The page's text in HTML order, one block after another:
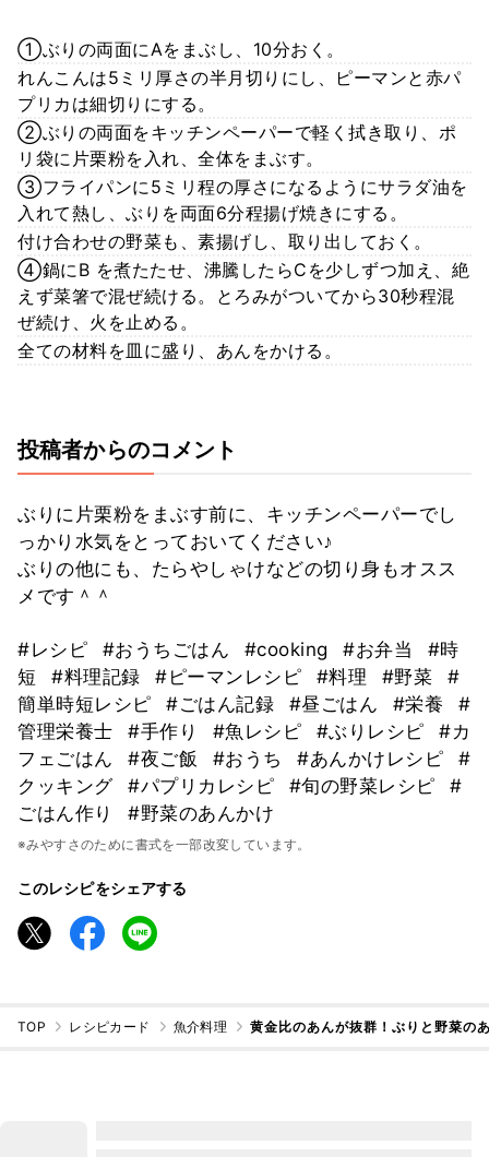
①ぶりの両面にAをまぶし、10分おく。
れんこんは5ミリ厚さの半月切りにし、ピーマンと赤パ
プリカは細切りにする。
②ぶりの両面をキッチンペーパーで軽く拭き取り、ポ
リ袋に片栗粉を入れ、全体をまぶす。
③フライパンに5ミリ程の厚さになるようにサラダ油を
入れて熱し、ぶりを両面6分程揚げ焼きにする。
付け合わせの野菜も、素揚げし、取り出しておく。
④鍋にB を煮たたせ、沸騰したらCを少しずつ加え、絶
えず菜箸で混ぜ続ける。とろみがついてから30秒程混
ぜ続け、火を止める。
全ての材料を皿に盛り、あんをかける。
投稿者からのコメント
ぶりに片栗粉をまぶす前に、キッチンペーパーでし
っかり水気をとっておいてください♪
ぶりの他にも、たらやしゃけなどの切り身もオスス
メです＾＾
#レシピ #おうちごはん #cooking #お弁当
#時
短
#料理記録 #ピーマンレシピ #料理 #野菜
#
簡単時短レシピ
#ごはん記録 #昼ごはん #栄養
#
管理栄養士
#手作り #魚レシピ #ぶりレシピ
#カ
フェごはん
#夜ご飯 #おうち #あんかけレシピ
#
クッキング
#パプリカレシピ #旬の野菜レシピ
#
ごはん作り
#野菜のあんかけ
※みやすさのために書式を一部改変しています。
このレシピをシェアする
TOP レシピカード 魚介料理 黄金比のあんが抜群！ぶりと野菜の